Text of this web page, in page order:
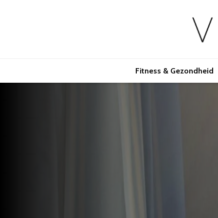
Fitness & Gezondheid